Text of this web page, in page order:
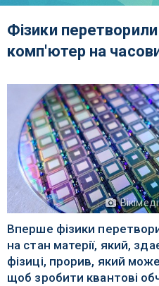
Фізики
комп'ютер на
Вперше фізики
на стан матерії, який,
фізиці, прорив, який
щоб зробити квантові